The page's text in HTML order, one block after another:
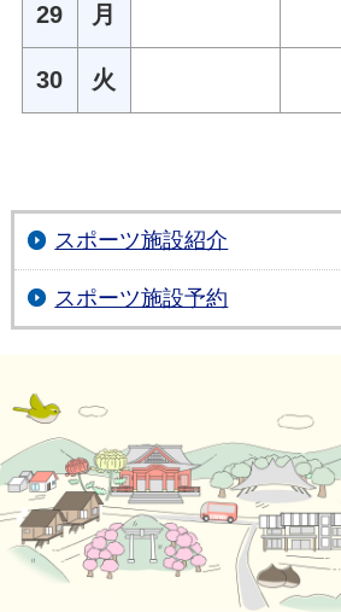
29 月
30 火
スポーツ施設紹介
スポーツ施設予約